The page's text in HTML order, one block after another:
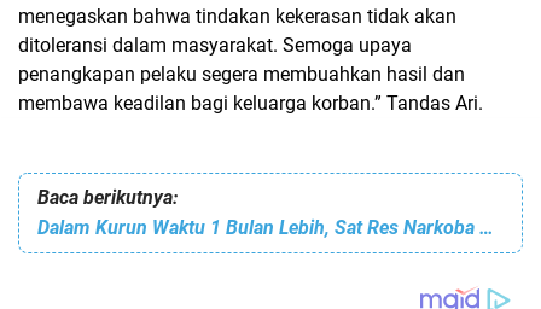
menegaskan bahwa tindakan kekerasan tidak akan
ditoleransi dalam masyarakat. Semoga upaya
penangkapan pelaku segera membuahkan hasil dan
membawa keadilan bagi keluarga korban.” Tandas Ari.
Baca berikutnya:
Dalam Kurun Waktu 1 Bulan Lebih, Sat Res Narkoba Polres Cianjur Amankan 24 Pelaku Penyalahgunaan Narkotika